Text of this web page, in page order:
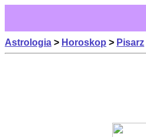
Astrologia > Horoskop > Pisarz